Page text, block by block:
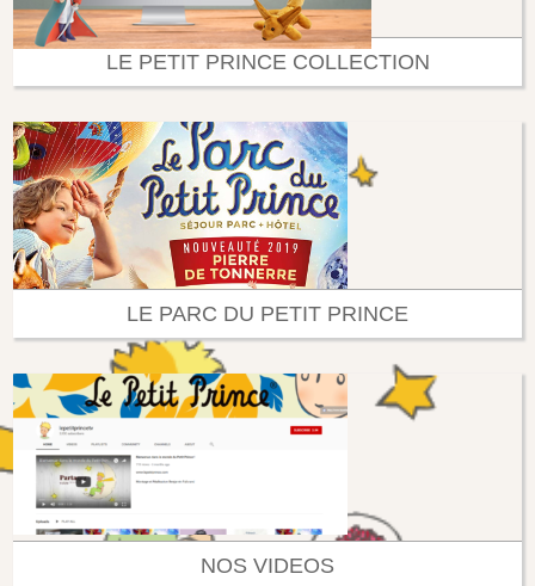
LE PETIT PRINCE COLLECTION
LE PARC DU PETIT PRINCE
NOS VIDEOS